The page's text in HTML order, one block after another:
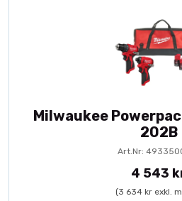
Milwaukee
202B
Art.Nr:
4 543
(3 634 kr exkl.